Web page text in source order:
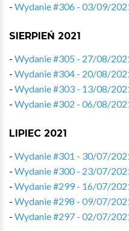
- Wydanie #306 - 03/09/
SIERPIEŃ 2021
- Wydanie #305 - 27/08/
- Wydanie #304 - 20/08/
- Wydanie #303 - 13/08/
- Wydanie #302 - 06/08/
LIPIEC 2021
- Wydanie #301 - 30/07/
- Wydanie #300 - 23/07/
- Wydanie #299 - 16/07/
- Wydanie #298 - 09/07/
- Wydanie #297 - 02/07/